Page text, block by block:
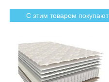
С этим товаром покупают